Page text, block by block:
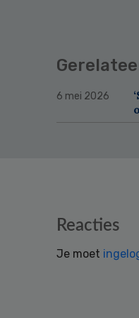
6 mei 2026
Reacties
Je moet